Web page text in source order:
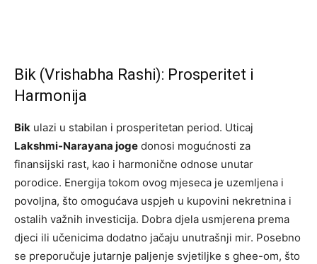
Bik (Vrishabha Rashi): Prosperitet i
Harmonija
Bik ulazi u stabilan i prosperitetan period. Uticaj
Lakshmi-Narayana joge donosi mogućnosti za
finansijski rast, kao i harmonične odnose unutar
porodice. Energija tokom ovog mjeseca je uzemljena i
povoljna, što omogućava uspjeh u kupovini nekretnina i
ostalih važnih investicija. Dobra djela usmjerena prema
djeci ili učenicima dodatno jačaju unutrašnji mir. Posebno
se preporučuje jutarnje paljenje svjetiljke s ghee-om, što